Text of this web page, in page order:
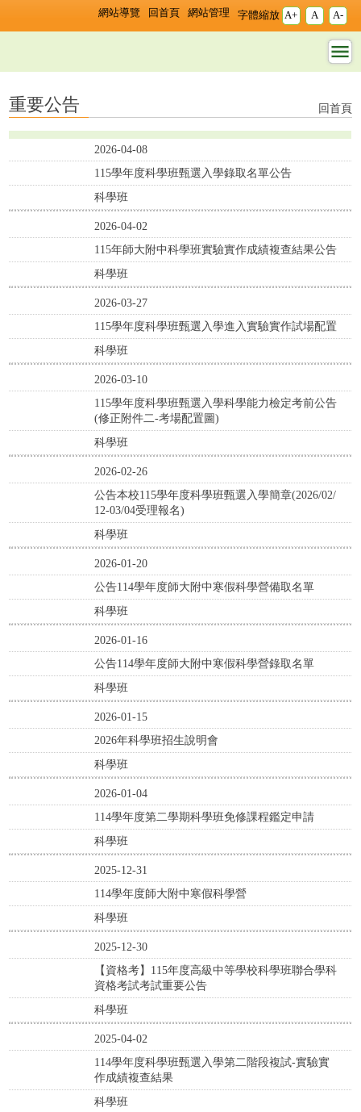
網站導覽 回首頁 網站管理 字體縮放 A+ A A-
重要公告 - 科學班 - 國立臺灣師範
重要公告 回首頁
2026-04-08
115學年度科學班甄選入學錄取名單公告
科學班
2026-04-02
115年師大附中科學班實驗實作成績複查結果公告
科學班
2026-03-27
115學年度科學班甄選入學進入實驗實作試場配置
科學班
2026-03-10
115學年度科學班甄選入學科學能力檢定考前公告
(修正附件二-考場配置圖)
科學班
2026-02-26
公告本校115學年度科學班甄選入學簡章(2026/02/
12-03/04受理報名)
科學班
2026-01-20
公告114學年度師大附中寒假科學營備取名單
科學班
2026-01-16
公告114學年度師大附中寒假科學營錄取名單
科學班
2026-01-15
2026年科學班招生說明會
科學班
2026-01-04
114學年度第二學期科學班免修課程鑑定申請
科學班
2025-12-31
114學年度師大附中寒假科學營
科學班
2025-12-30
【資格考】115年度高級中等學校科學班聯合學科
資格考試考試重要公告
科學班
2025-04-02
114學年度科學班甄選入學第二階段複試-實驗實
作成績複查結果
科學班